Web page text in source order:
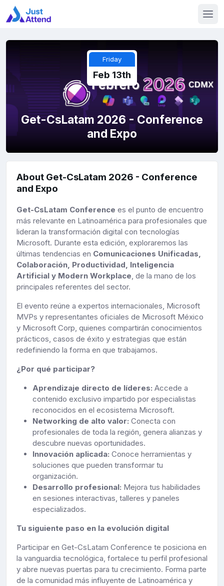
Friday
Feb 13th
Get-CsLatam 2026 - Conference
and Expo
About Get-CsLatam 2026 - Conference
and Expo
Get-CsLatam Conference es el punto de encuentro
más relevante en Latinoamérica para profesionales que
lideran la transformación digital con tecnologías
Microsoft. Durante esta edición, exploraremos las
últimas tendencias en Comunicaciones Unificadas,
Colaboración, Productividad, Inteligencia
Artificial y Modern Workplace, de la mano de los
principales referentes del sector.
El evento reúne a expertos internacionales, Microsoft
MVPs y representantes oficiales de Microsoft México
y Microsoft Corp, quienes compartirán conocimientos
prácticos, casos de éxito y estrategias que están
redefiniendo la forma en que trabajamos.
¿Por qué participar?
Aprendizaje directo de líderes: Accede a
contenido exclusivo impartido por especialistas
reconocidos en el ecosistema Microsoft.
Networking de alto valor: Conecta con
profesionales de toda la región, genera alianzas y
descubre nuevas oportunidades.
Innovación aplicada: Conoce herramientas y
soluciones que pueden transformar tu
organización.
Desarrollo profesional: Mejora tus habilidades
en sesiones interactivas, talleres y paneles
especializados.
Tu siguiente paso en la evolución digital
Participar en Get-CsLatam Conference te posiciona en
la vanguardia tecnológica, fortalece tu perfil profesional
y abre nuevas puertas para tu crecimiento. Forma parte
de la comunidad más influyente de Latinoamérica y